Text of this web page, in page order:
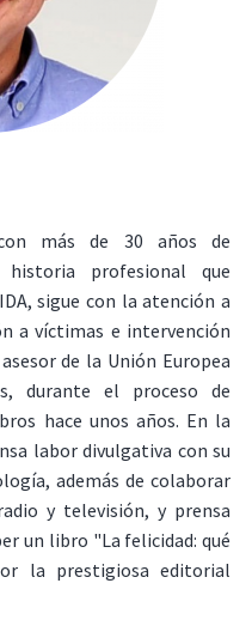
más de 30 años de
profesional que
sigue con la atención a
a víctimas e intervención
de la Unión Europea
durante el proceso de
hace unos años. En la
labor divulgativa con su
además de colaborar
y televisión, y prensa
un libro "La felicidad: qué
la prestigiosa editorial